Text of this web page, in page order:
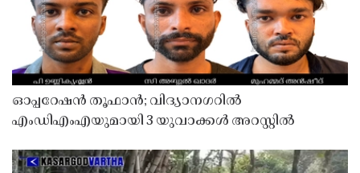
ഓപ്പറേഷൻ തൂഫാൻ; വിദ്യാനഗറിൽ
എംഡിഎംഎയുമായി 3 യുവാക്കൾ അറസ്റ്റിൽ